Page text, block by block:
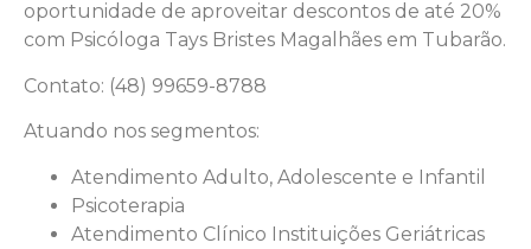
oportunidade de aproveitar descontos de até 20%
com Psicóloga Tays Bristes Magalhães em Tubarão.
Contato: (48) 99659-8788
Atuando nos segmentos:
Atendimento Adulto, Adolescente e Infantil
Psicoterapia
Atendimento Clínico Instituições Geriátricas